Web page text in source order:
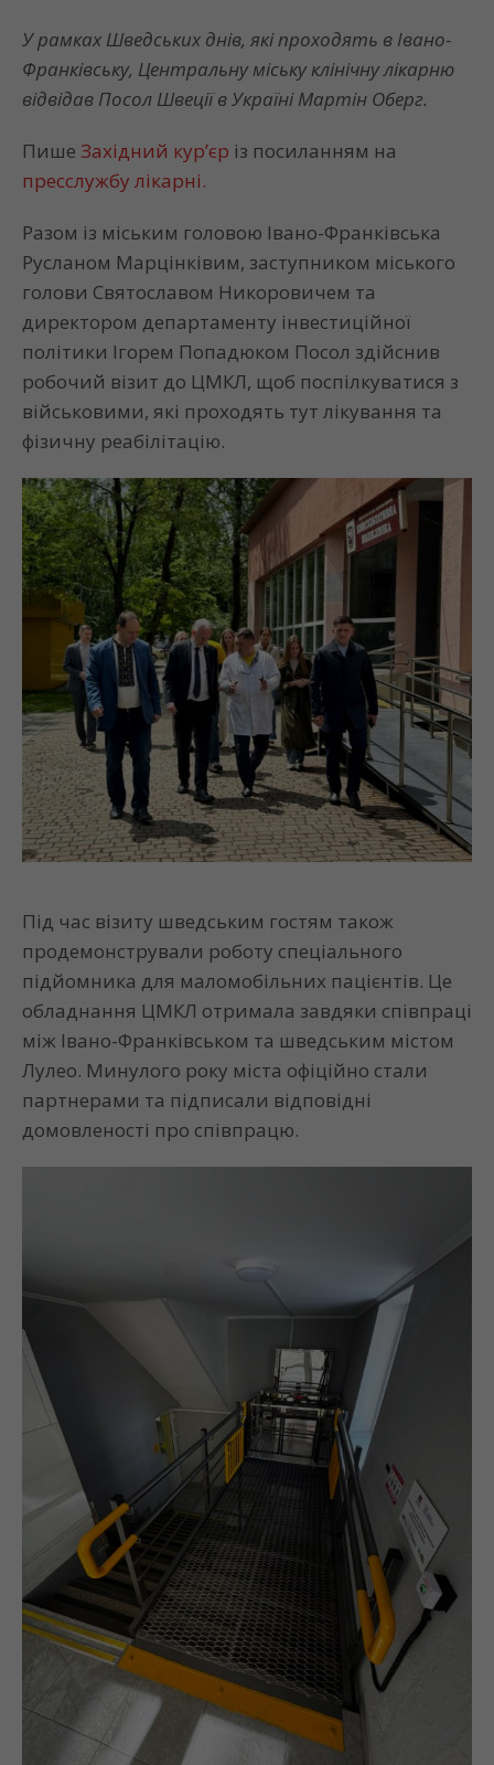
У рамках Шведських днів, які проходять в Івано-
Франківську, Центральну міську клінічну лікарню
відвідав Посол Швеції в Україні Мартін Оберг.
Пише Західний кур’єр із посиланням на
пресслужбу лікарні.
Разом із міським головою Івано-Франківська
Русланом Марцінківим, заступником міського
голови Святославом Никоровичем та
директором департаменту інвестиційної
політики Ігорем Попадюком Посол здійснив
робочий візит до ЦМКЛ, щоб поспілкуватися з
військовими, які проходять тут лікування та
фізичну реабілітацію.
Під час візиту шведським гостям також
продемонстрували роботу спеціального
підйомника для маломобільних пацієнтів. Це
обладнання ЦМКЛ отримала завдяки співпраці
між Івано-Франківськом та шведським містом
Лулео. Минулого року міста офіційно стали
партнерами та підписали відповідні
домовленості про співпрацю.